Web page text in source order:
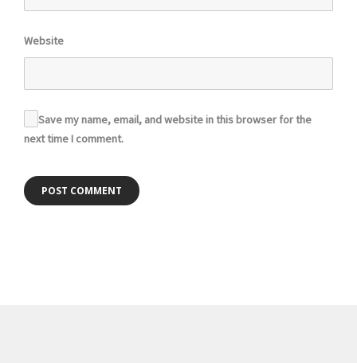
Website
Save my name, email, and website in this browser for the
next time I comment.